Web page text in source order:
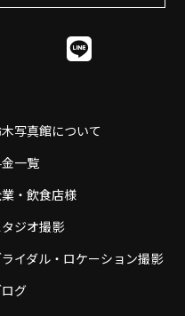
写真館について
一覧
・飲食店様
ジオ撮影
イダル・ロケーション撮影
グ